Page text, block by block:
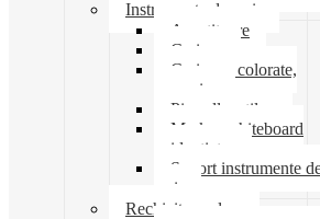
Instrumente de scris
Ascutitoare
Carioca
Creioane colorate,
mecanice
Pix roller stilou
Marker whiteboard
evidentiator
Suport instrumente
scris
Rechizite scolare